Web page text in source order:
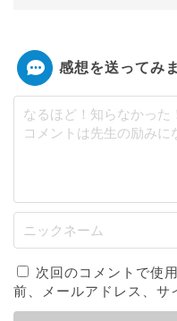
感想を送ってみ
次回のコメントで使
前、メールアドレス、サ